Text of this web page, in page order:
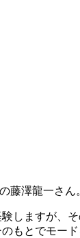
藤澤龍一さん
しますが、
もとでモー